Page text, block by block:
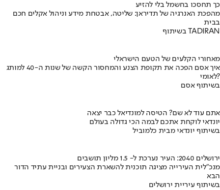
כך תחסכו בחשמל בלי להזיע
מהפכת האנרגיה של תדיראן: שליטה, אבטחת מידע וניהול אקלים חכם
בבית
בשיתוף TADIRAN
מאחורי הקלעים של הטעם הישראלי
איך אסם הפכה את תקופת הצנע והמחסור הקשה של שנות ה-40 למותג
לאומי?
בשיתוף אסם
אתם עוד לא שם? הטיסה למונדיאל כבר יצאה
יונדאי לוקחת אתכם לבמה הכי גדולה בעולם
בשיתוף יונדאי מבית כלמוביל
ירושלים 2040: העיר נערכת ל- 1.5 מליון תושבים
מנכ"לית העירייה מציגה תוכנית להשארת הצעירים ובניית עתיד הדור
הבא
בשיתוף עיריית ירושלים